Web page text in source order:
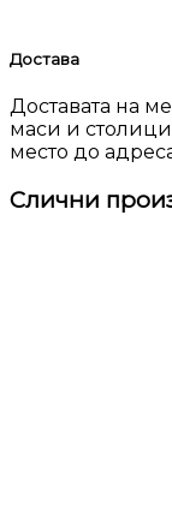
Достава
Доставата на
маси и
место до
Слични